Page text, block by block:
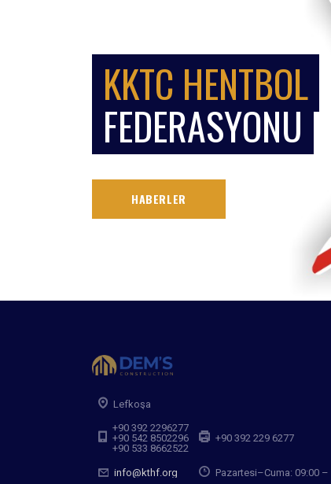
KKTC HENTBOL
FEDERASYONU
HABERLER
Lefkoşa
+90 392 2296277
+90 542 8502296
+90 533 8662522
+90 392 229 6277
info@kthf.org Pazartesi–Cuma: 09:00 –